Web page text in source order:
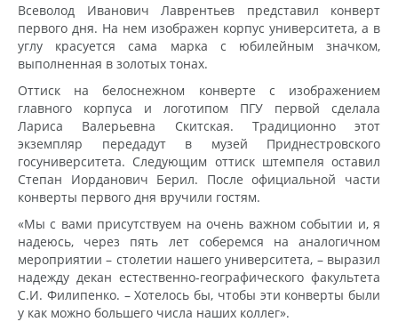
Всеволод Иванович Лаврентьев представил конверт
первого дня. На нем изображен корпус университета, а в
углу красуется сама марка с юбилейным значком,
выполненная в золотых тонах.
Оттиск на белоснежном конверте с изображением
главного корпуса и логотипом ПГУ первой сделала
Лариса Валерьевна Скитская. Традиционно этот
экземпляр передадут в музей Приднестровского
госуниверситета. Следующим оттиск штемпеля оставил
Степан Иорданович Берил. После официальной части
конверты первого дня вручили гостям.
«Мы с вами присутствуем на очень важном событии и, я
надеюсь, через пять лет соберемся на аналогичном
мероприятии – столетии нашего университета, – выразил
надежду декан естественно-географического факультета
С.И. Филипенко. – Хотелось бы, чтобы эти конверты были
у как можно большего числа наших коллег».